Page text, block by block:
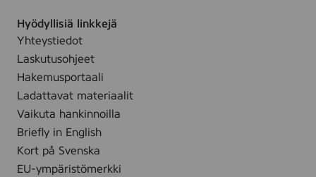
Hyödyllisiä linkkejä
Yhteystiedot
Laskutusohjeet
Hakemusportaali
Ladattavat materiaalit
Vaikuta hankinnoilla
Briefly in English
Kort på Svenska
EU-ympäristömerkki